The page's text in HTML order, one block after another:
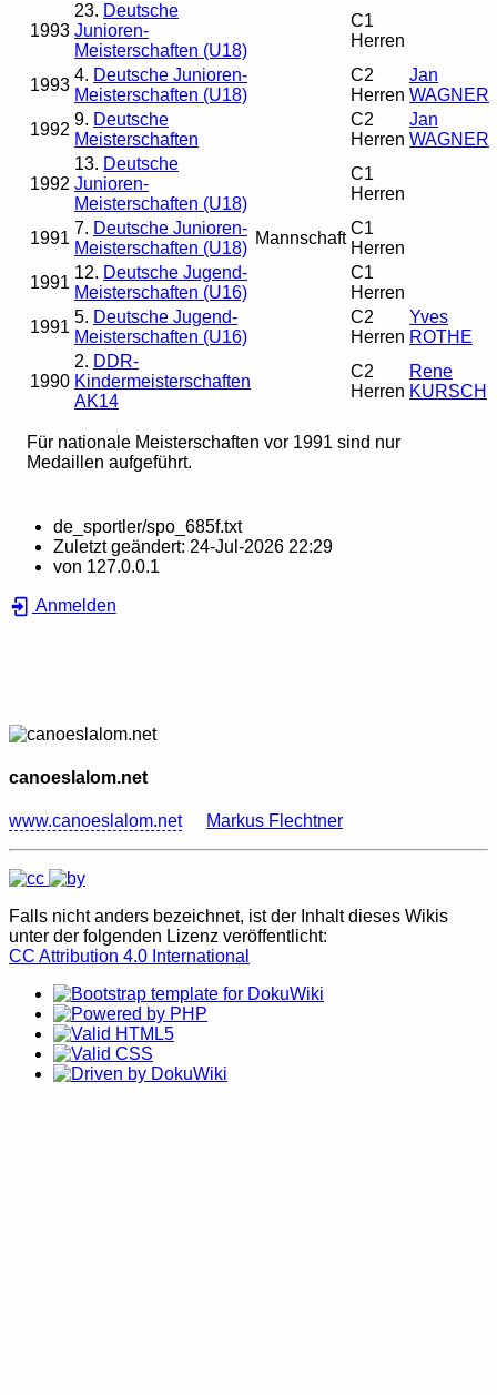
1993
23. Deutsche
Junioren-
Meisterschaften (U18)
C1
Herren
1993
4. Deutsche Junioren-
Meisterschaften (U18)
C2
Herren
Jan
WAGNER
1992
9. Deutsche
Meisterschaften
C2
Herren
Jan
WAGNER
1992
13. Deutsche
Junioren-
Meisterschaften (U18)
C1
Herren
1991
7. Deutsche Junioren-
Meisterschaften (U18)
Mannschaft
C1
Herren
1991
12. Deutsche Jugend-
Meisterschaften (U16)
C1
Herren
1991
5. Deutsche Jugend-
Meisterschaften (U16)
C2
Herren
Yves
ROTHE
1990
2. DDR-
Kindermeisterschaften
AK14
C2
Herren
Rene
KURSCH
Für nationale Meisterschaften vor 1991 sind nur
Medaillen aufgeführt.
de_sportler/spo_685f.txt
Zuletzt geändert: 24-Jul-2026 22:29
von 127.0.0.1
Anmelden
canoeslalom.net
www.canoeslalom.net Markus Flechtner
Falls nicht anders bezeichnet, ist der Inhalt dieses Wikis
unter der folgenden Lizenz veröffentlicht:
CC Attribution 4.0 International